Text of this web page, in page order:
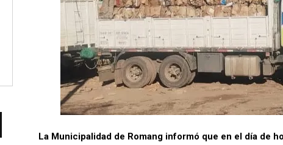
La Municipalidad de Romang informó que en el día de